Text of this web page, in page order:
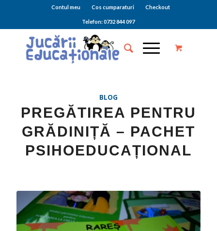
Contul meu Cos cumparaturi Checkout
Telefon: 0732 844 097
BLOG
PREGĂTIREA PENTRU
GRĂDINIȚĂ – PACHET
PSIHOEDUCAȚIONAL